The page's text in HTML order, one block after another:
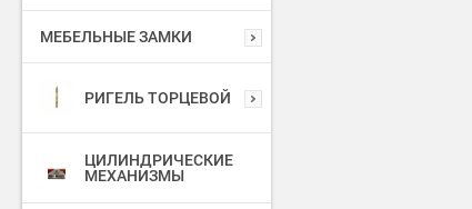
МЕБЕЛЬНЫЕ ЗАМКИ
РИГЕЛЬ ТОРЦЕВОЙ
ЦИЛИНДРИЧЕСКИЕ
МЕХАНИЗМЫ